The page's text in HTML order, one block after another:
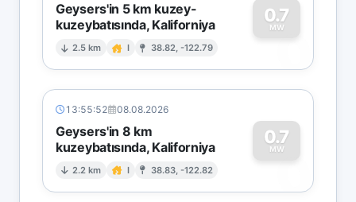
Geysers'in 5 km kuzey-
kuzeybatısında, Kaliforniya
2.5 km I 38.82, -122.79
0.7
MW
0
13:55:52 08.08.2026
Geysers'in 8 km
kuzeybatısında, Kaliforniya
2.2 km I 38.83, -122.82
0.7
MW
0